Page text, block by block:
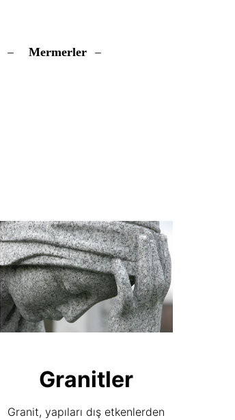
Mermerler
Granitler
Granit, yapıları dış etkenlerden